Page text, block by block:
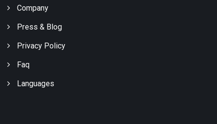
Company
Press & Blog
Privacy Policy
Faq
Languages